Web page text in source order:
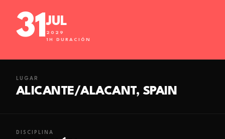
31JUL
2029
1H DURACIÓN
LUGAR
ALICANTE/ALACANT, SPAIN
DISCIPLINA